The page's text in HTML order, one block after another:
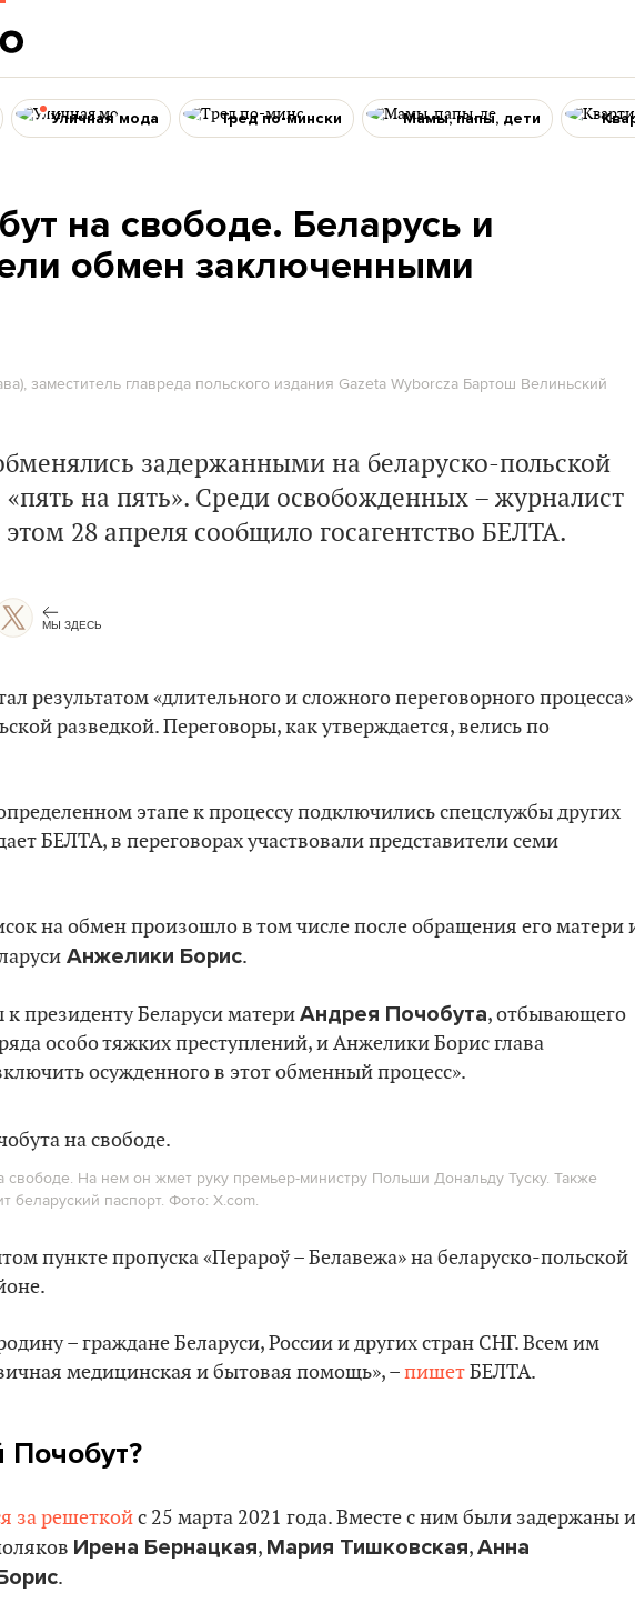
Уличная мода Тред по-мински Мамы, папы, дети
на свободе. Беларусь и
обмен заключенными
заместитель главреда польского издания Gazeta Wyborcza Бартош Велиньский
задержанными на беларуско-польской
на пять». Среди освобожденных – журналист
28 апреля сообщило госагентство БЕЛТА.
МЫ ЗДЕСЬ
результатом «длительного и сложного переговорного процесса»
разведкой. Переговоры, как утверждается, велись по
этапе к процессу подключились спецслужбы других
БЕЛТА, в переговорах участвовали представители семи
на обмен произошло в том числе после обращения его матери
Анжелики Борис.
президенту Беларуси материАндрея Почобута, отбывающего
особо тяжких преступлений, и Анжелики Борис глава
осужденного в этот обменный процесс».
На нем он жмет руку премьер-министру Польши Дональду Туску. Также
беларуский паспорт. Фото: X.com.
пункте пропуска «Перароў – Белавежа» на беларуско-польской
– граждане Беларуси, России и других стран СНГ. Всем им
медицинская и бытовая помощь», –пишетБЕЛТА.
Почобут?
за решеткойс 25 марта 2021 года. Вместе с ним были задержаны и
Ирена Бернацкая, Мария Тишковская,Анна
.